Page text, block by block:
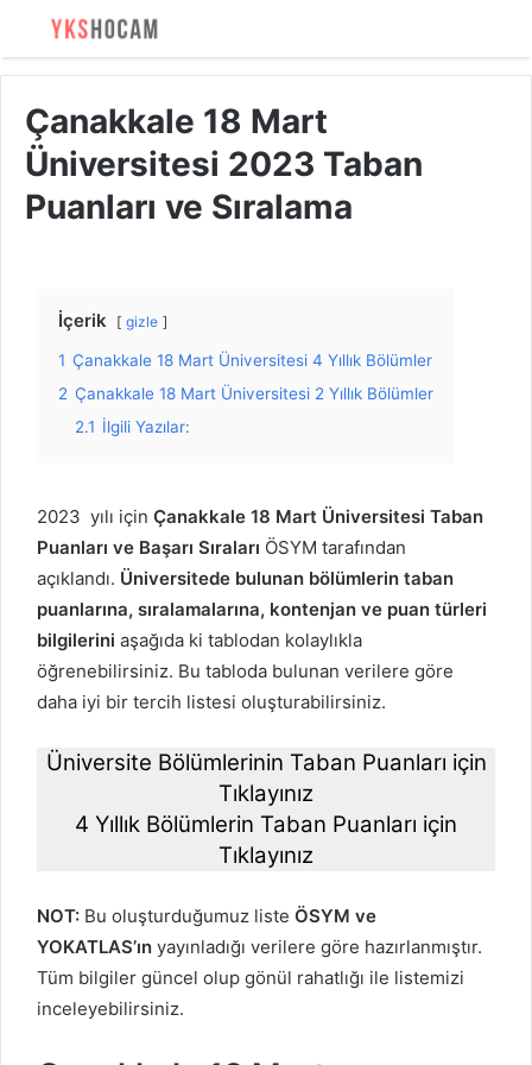
Çanakkale 18 Mart
Üniversitesi 2023 Taban
Puanları ve Sıralama
İçerik gizle
1 Çanakkale 18 Mart Üniversitesi 4 Yıllık Bölümler
2 Çanakkale 18 Mart Üniversitesi 2 Yıllık Bölümler
2.1 İlgili Yazılar:
2023 yılı için Çanakkale 18 Mart Üniversitesi Taban
Puanları ve Başarı Sıraları ÖSYM tarafından
açıklandı. Üniversitede bulunan bölümlerin taban
puanlarına, sıralamalarına, kontenjan ve puan türleri
bilgilerini aşağıda ki tablodan kolaylıkla
öğrenebilirsiniz. Bu tabloda bulunan verilere göre
daha iyi bir tercih listesi oluşturabilirsiniz.
Üniversite Bölümlerinin Taban Puanları için
Tıklayınız
4 Yıllık Bölümlerin Taban Puanları için
Tıklayınız
NOT: Bu oluşturduğumuz liste ÖSYM ve
YOKATLAS’ın yayınladığı verilere göre hazırlanmıştır.
Tüm bilgiler güncel olup gönül rahatlığı ile listemizi
inceleyebilirsiniz.